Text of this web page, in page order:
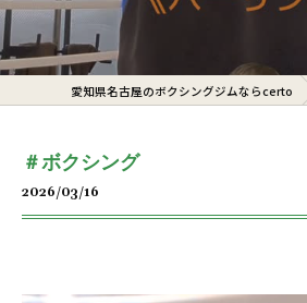
愛知県名古屋のボクシングジムならcerto
＃ボクシング
2026/03/16